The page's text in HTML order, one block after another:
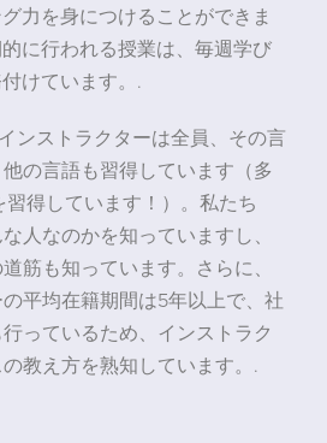
力を身につけることができま
に行われる授業は、毎週学び
けています。.
ンストラクターは全員、その言
の言語も習得しています（多
得しています！）。私たち
人なのかを知っていますし、
筋も知っています。さらに、
平均在籍期間は5年以上で、社
っているため、インストラク
教え方を熟知しています。.